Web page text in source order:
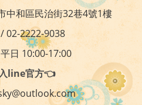
中和區民治街32巷4號1樓
02-2222-9038
日 10:00-17:00
line官方👈